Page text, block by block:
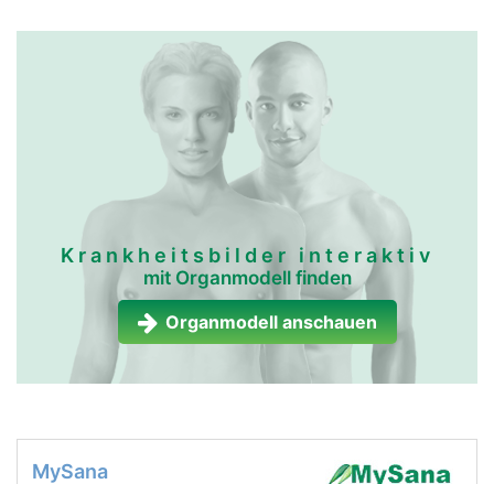
Krankheitsbilder interaktiv
mit Organmodell finden
Organmodell anschauen
MySana